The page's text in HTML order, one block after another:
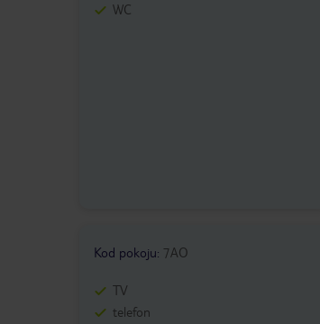
WC
Kod pokoju: 7AO
TV
telefon